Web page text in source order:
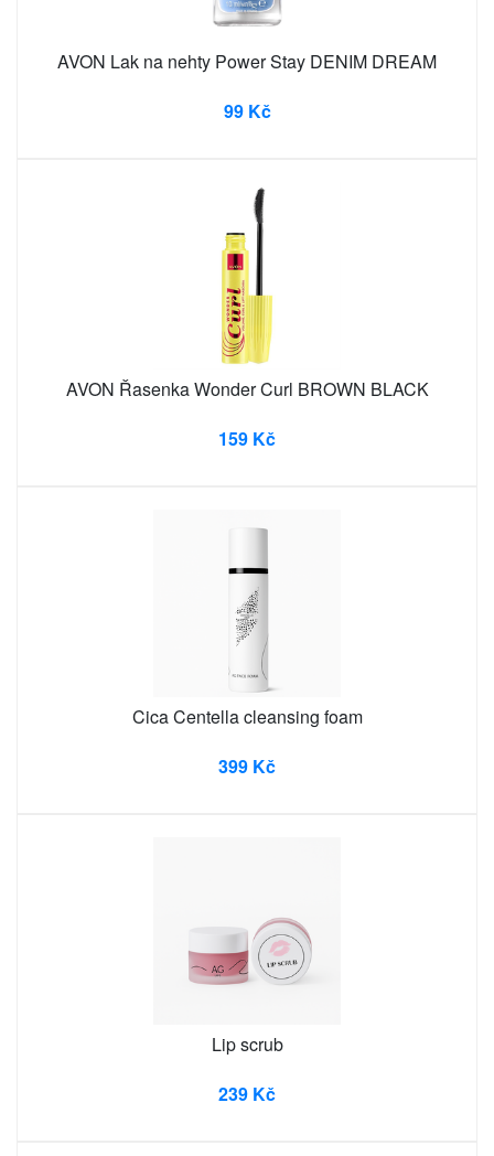
AVON Lak na nehty Power Stay DENIM DREAM
99 Kč
AVON Řasenka Wonder Curl BROWN BLACK
159 Kč
Cica Centella cleansing foam
399 Kč
Lip scrub
239 Kč